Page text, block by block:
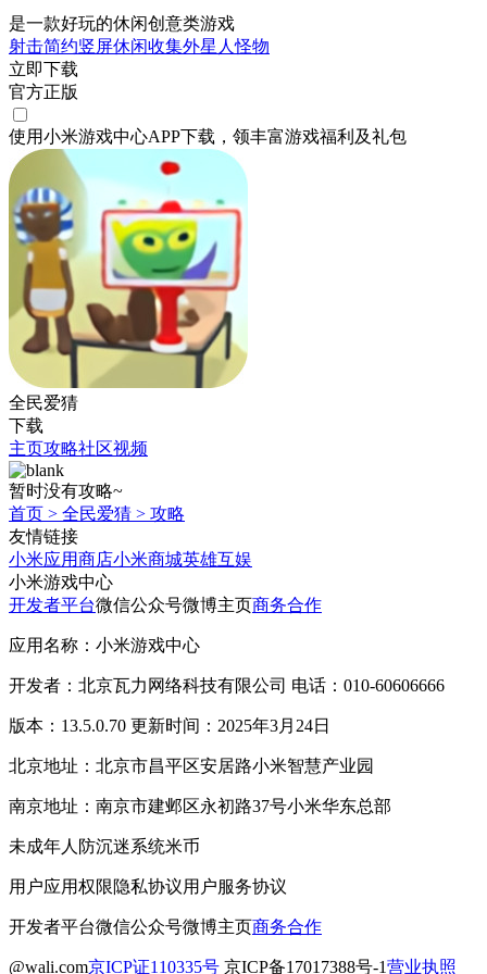
是一款好玩的休闲创意类游戏
射击简约竖屏休闲收集外星人怪物
立即下载
官方正版
使用小米游戏中心APP下载 ，领丰富游戏福利 及礼包
全民爱猜
下载
主页攻略社区视频
暂时没有攻略~
首页 > 全民爱猜 > 攻略
友情链接
小米应用商店小米商城英雄互娱
小米游戏中心
开发者平台微信公众号微博主页商务合作
应用名称：小米游戏中心
开发者：北京瓦力网络科技有限公司 电话：010-60606666
版本：13.5.0.70 更新时间：2025年3月24日
北京地址：北京市昌平区安居路小米智慧产业园
南京地址：南京市建邺区永初路37号小米华东总部
未成年人防沉迷系统米币
用户应用权限隐私协议用户服务协议
开发者平台微信公众号微博主页商务合作
@wali.com京ICP证110335号 京ICP备17017388号-1营业执照